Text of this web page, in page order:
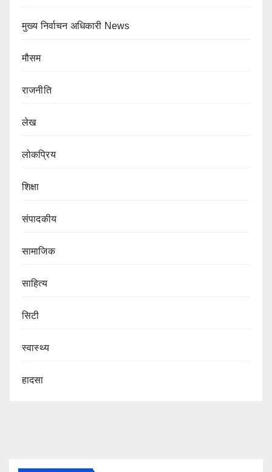
मुख्य निर्वाचन अधिकारी News
मौसम
राजनीति
लेख
लोकप्रिय
शिक्षा
संपादकीय
सामाजिक
साहित्य
सिटी
स्वास्थ्य
हादसा